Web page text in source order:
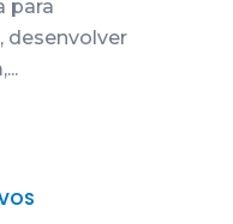
para
desenvolver